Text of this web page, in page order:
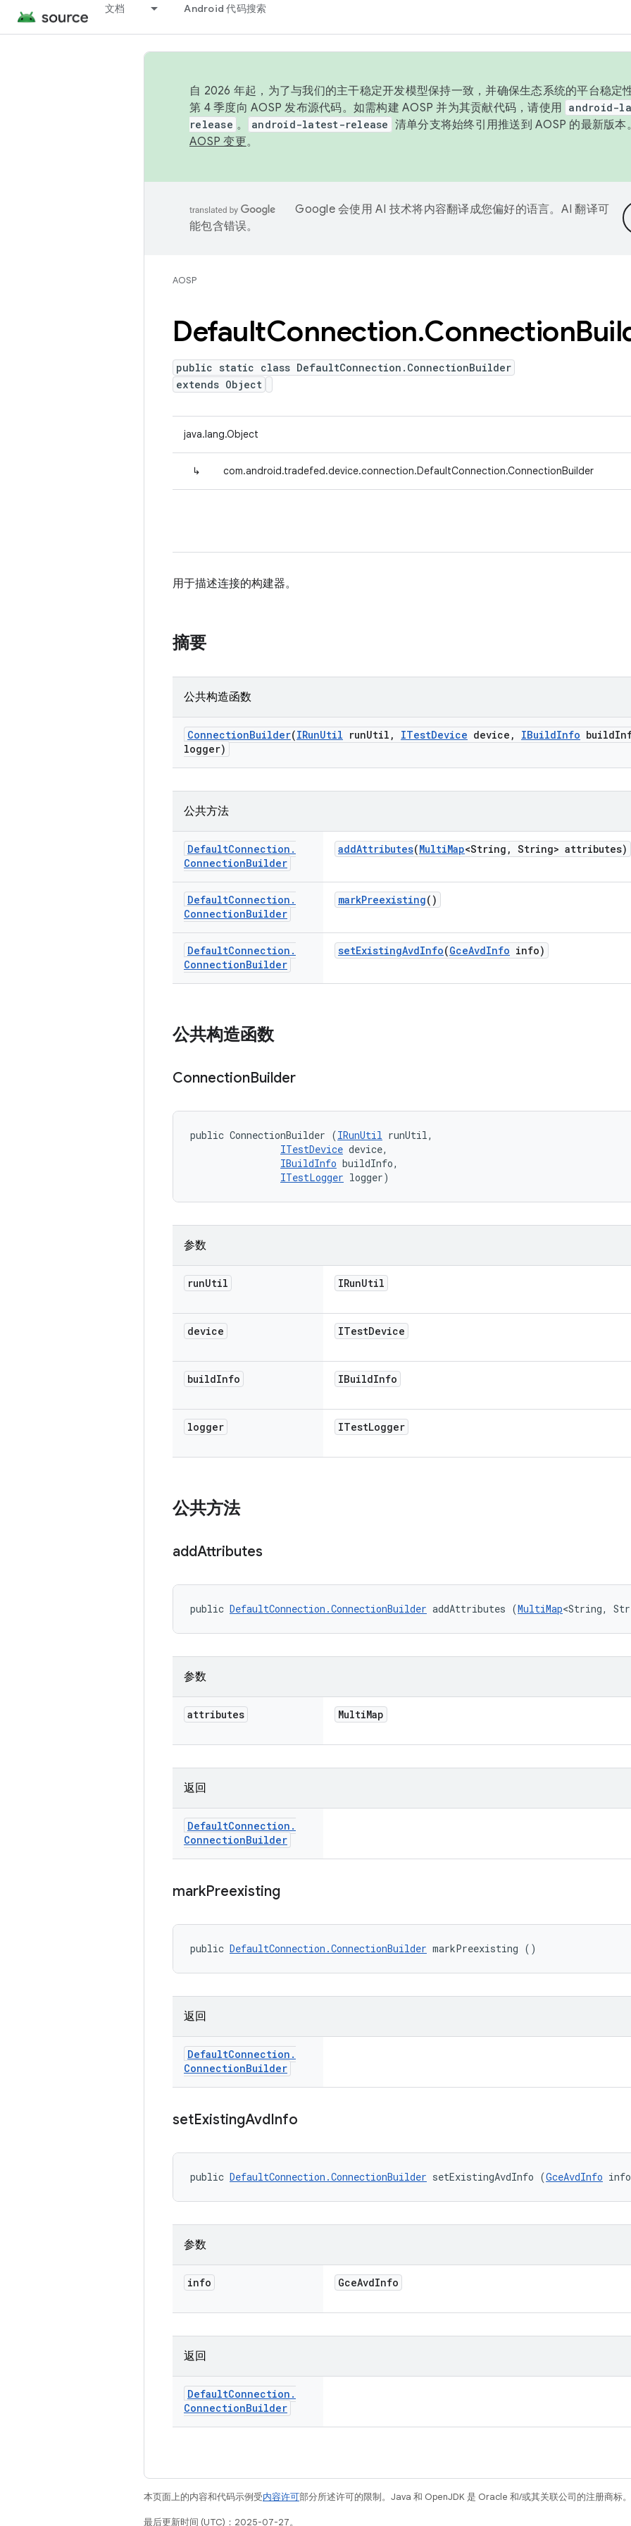
文档 Android 代码搜索
自 2026 年起，为了与我们的主干稳定开发模型保持一致，并确保生态系统的平台稳定
第 4 季度向 AOSP 发布源代码。如需构建 AOSP 并为其贡献代码，请使用 android-
release 。 android-latest-release 清单分支将始终引用推送到 AOSP 的最新版
AOSP 变更。
Google 会使用 AI 技术将内容翻译成您偏好的语言。AI 翻译可
能包含错误。
AOSP
DefaultConnection.Connection
public static class DefaultConnection.ConnectionBuilder
extends Object
java.lang.Object
↳ com.android.tradefed.device.connection.DefaultConnection.ConnectionBuilder
用于描述连接的构建器。
摘要
公共构造函数
ConnectionBuilder(IRunUtil runUtil , ITestDevice device , IBuildInfo build
logger)
公共方法
DefaultConnection .
ConnectionBuilder
addAttributes(MultiMap<String , String> attributes)
DefaultConnection .
ConnectionBuilder
markPreexisting()
DefaultConnection .
ConnectionBuilder
setExistingAvdInfo(GceAvdInfo info)
公共构造函数
ConnectionBuilder
public ConnectionBuilder (IRunUtil runUtil,
ITestDevice device,
IBuildInfo buildInfo,
ITestLogger logger)
参数
runUtil IRunUtil
device ITestDevice
buildInfo IBuildInfo
logger ITestLogger
公共方法
addAttributes
public DefaultConnection.ConnectionBuilder addAttributes (MultiMap<String,
参数
attributes MultiMap
返回
DefaultConnection .
ConnectionBuilder
markPreexisting
public DefaultConnection.ConnectionBuilder markPreexisting ()
返回
DefaultConnection .
ConnectionBuilder
setExistingAvdInfo
public DefaultConnection.ConnectionBuilder setExistingAvdInfo (GceAvdInfo
参数
info GceAvdInfo
返回
DefaultConnection .
ConnectionBuilder
本页面上的内容和代码示例受内容许可部分所述许可的限制。Java 和 OpenJDK 是 Oracle 和/或其关联公司的注册商标。
最后更新时间 (UTC)：2025-07-27。